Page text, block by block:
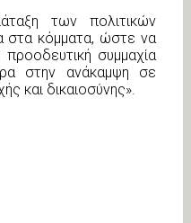
των πολιτικών
στα κόμματα, ώστε να
προοδευτική συμμαχία
στην ανάκαμψη σε
και δικαιοσύνης».